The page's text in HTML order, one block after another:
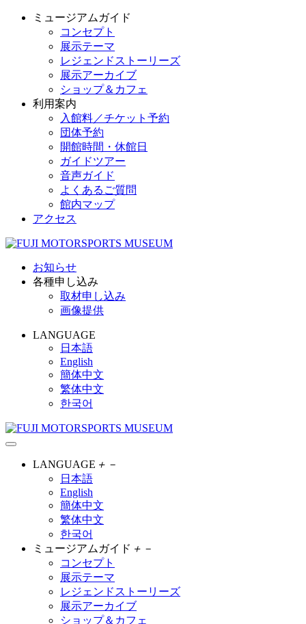
ミュージアムガイド
コンセプト
展示テーマ
レジェンドストーリーズ
展示アーカイブ
ショップ＆カフェ
利用案内
入館料／チケット予約
団体予約
開館時間・休館日
ガイドツアー
音声ガイド
よくあるご質問
館内マップ
アクセス
お知らせ
各種申し込み
取材申し込み
画像提供
LANGUAGE
日本語
English
簡体中文
繁体中文
한국어
LANGUAGE ＋ －
日本語
English
簡体中文
繁体中文
한국어
ミュージアムガイド ＋ －
コンセプト
展示テーマ
レジェンドストーリーズ
展示アーカイブ
ショップ＆カフェ